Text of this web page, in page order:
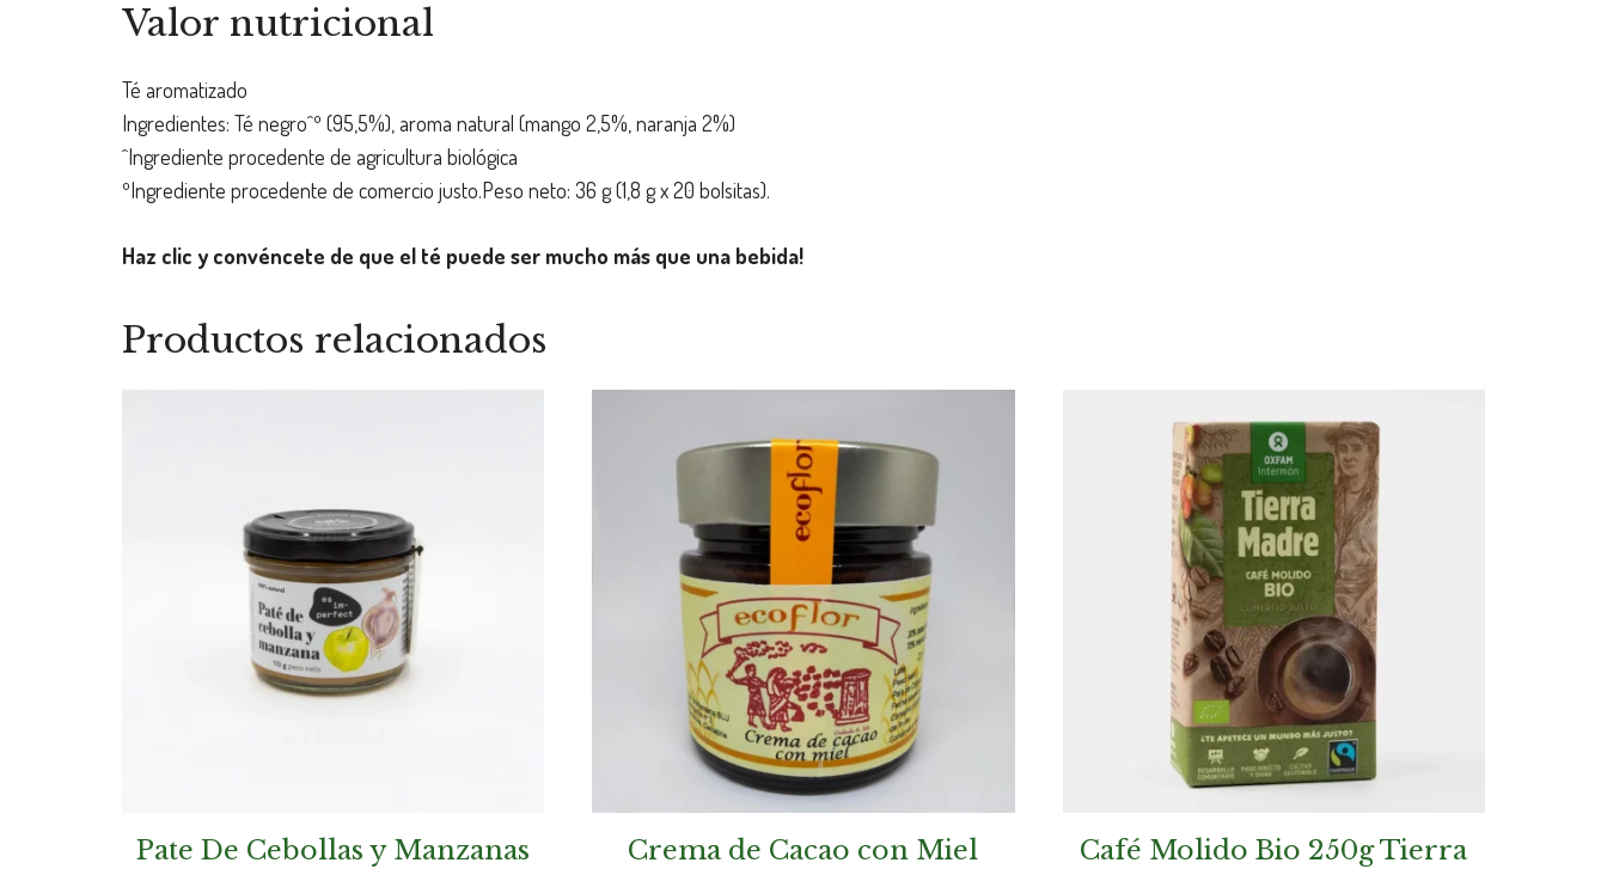
Valor nutricional
Té aromatizado
Ingredientes: Té negro^º (95,5%), aroma natural (mango 2,5%, naranja 2%)
^Ingrediente procedente de agricultura biológica
ºIngrediente procedente de comercio justo.Peso neto: 36 g (1,8 g x 20 bolsitas).
Haz clic y convéncete de que el té puede ser mucho más que una bebida!
Productos relacionados
Pate De Cebollas y Manzanas
Crema de Cacao con Miel
Café Molido Bio 250g Tierra